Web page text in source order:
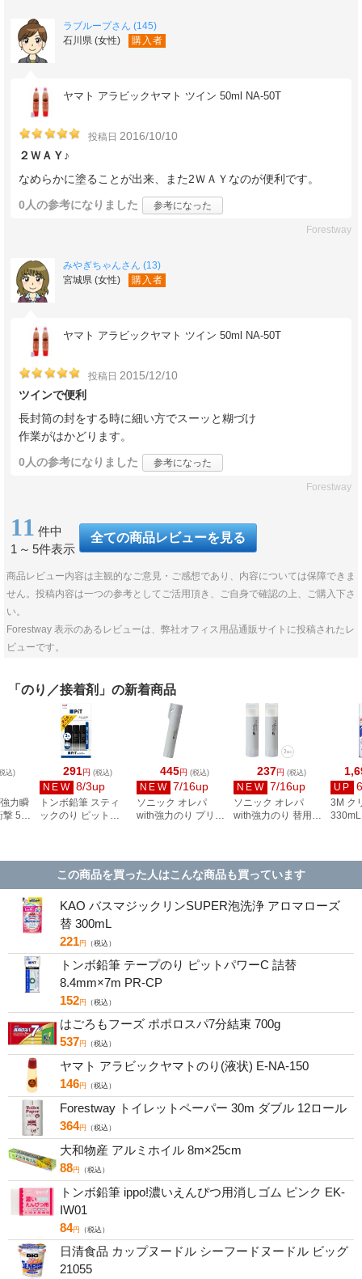
ラブループさん (145)
石川県 (女性)
購入者
ヤマト アラビックヤマト ツイン 50ml NA-50T
投稿日 2016/10/10
２ＷＡＹ♪
なめらかに塗ることが出来、また2ＷＡＹなのが便利です。
0人の参考になりました 参考になった
Forestway
みやぎちゃんさん (13)
宮城県 (女性)
購入者
ヤマト アラビックヤマト ツイン 50ml NA-50T
投稿日 2015/12/10
ツインで便利
長封筒の封をする時に細い方でスーッと糊づけ
作業がはかどります。
0人の参考になりました 参考になった
Forestway
11 件中
1 ～ 5件表示
全ての商品レビューを見る
商品レビュー内容は主観的なご意見・ご感想であり、内容については保障できま
せん。投稿内容は一つの参考としてご活用頂き、ご自身で確認の上、ご購入下さ
い。
Forestway 表示のあるレビューは、弊社オフィス用品通販サイトに投稿されたレ
ビューです。
「のり／接着剤」の新着商品
291円 (税込)
NEW 8/3up
トンボ鉛筆 スティ
ックのり ピットハ
445円 (税込)
NEW 7/16up
ソニック オレパ
with強力のり プリン
237円 (税込)
NEW 7/16up
ソニック オレパ
with強力のり 替用の
UP
3M ク
330mL
込)
力瞬
撃 5g
この商品を買った人はこんな商品も買っています
KAO バスマジックリンSUPER泡洗浄 アロマローズ
替 300mL
221円 （税込）
トンボ鉛筆 テープのり ピットパワーC 詰替
8.4mm×7m PR-CP
152円 （税込）
はごろもフーズ ポポロスパ7分結束 700g
537円 （税込）
ヤマト アラビックヤマトのり(液状) E-NA-150
146円 （税込）
Forestway トイレットペーパー 30m ダブル 12ロール
364円 （税込）
大和物産 アルミホイル 8m×25cm
88円 （税込）
トンボ鉛筆 ippo!濃いえんぴつ用消しゴム ピンク EK-
IW01
84円 （税込）
日清食品 カップヌードル シーフードヌードル ビッグ
21055